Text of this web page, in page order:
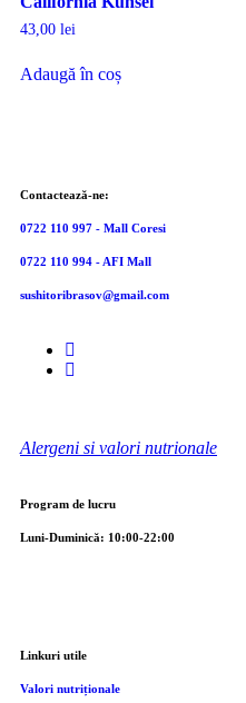
43,00 lei
Adaugă în coș
Contactează-ne:
0722 110 997 - Mall Coresi
0722 110 994 - AFI Mall
sushitoribrasov@gmail.com
Alergeni si valori nutrionale
Program de lucru
Luni-Duminică: 10:00-22:00
Linkuri utile
Valori nutriționale